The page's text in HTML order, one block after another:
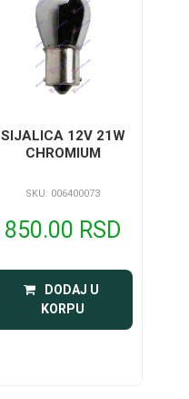
SIJALICA 12V 21W
CHROMIUM
SKU: 006400073
850.00 RSD
DODAJ U
KORPU